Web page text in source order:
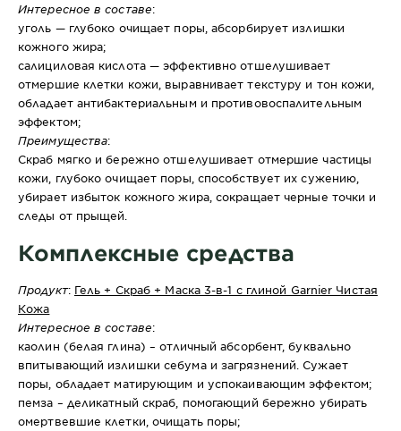
Интересное в составе:
уголь — глубоко очищает поры, абсорбирует излишки
кожного жира;
салициловая кислота — эффективно отшелушивает
отмершие клетки кожи, выравнивает текстуру и тон кожи,
обладает антибактериальным и противовоспалительным
эффектом;
Преимущества:
Скраб мягко и бережно отшелушивает отмершие частицы
кожи, глубоко очищает поры, способствует их сужению,
убирает избыток кожного жира, сокращает черные точки и
следы от прыщей.
Комплексные средства
Продукт: Гель + Скраб + Маска 3-в-1 с глиной Garnier Чистая
Кожа
Интересное в составе:
каолин (белая глина) – отличный абсорбент, буквально
впитывающий излишки себума и загрязнений. Сужает
поры, обладает матирующим и успокаивающим эффектом;
пемза – деликатный скраб, помогающий бережно убирать
омертвевшие клетки, очищать поры;